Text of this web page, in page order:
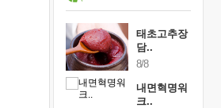
'모른다'는 것
태초고추장
담..
8/8
내면혁명워
크..